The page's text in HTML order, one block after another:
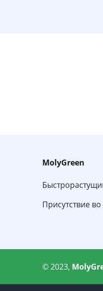
MolyGreen
Присутствие
© 2023,